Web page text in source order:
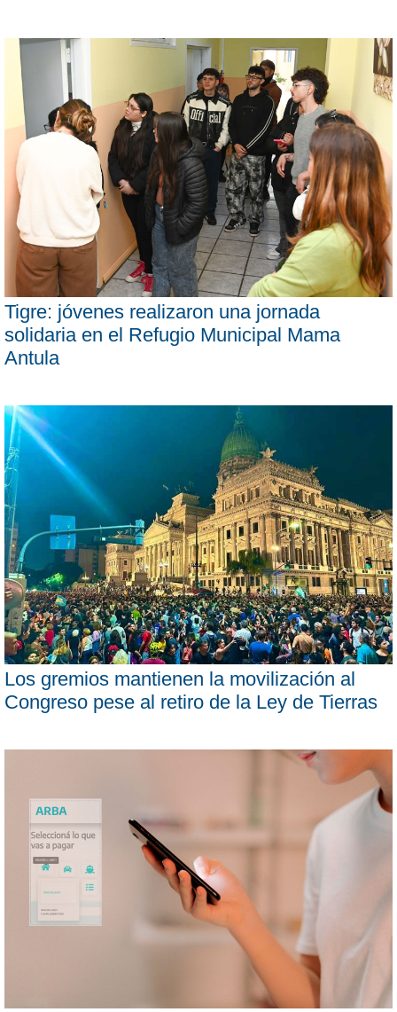
Tigre: jóvenes realizaron una jornada
solidaria en el Refugio Municipal Mama
Antula
Los gremios mantienen la movilización al
Congreso pese al retiro de la Ley de Tierras